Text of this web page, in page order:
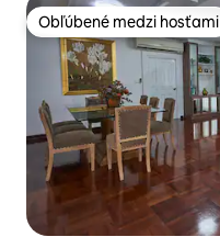
Obľúbené medzi hosťami
Obľúbené medzi hosťami